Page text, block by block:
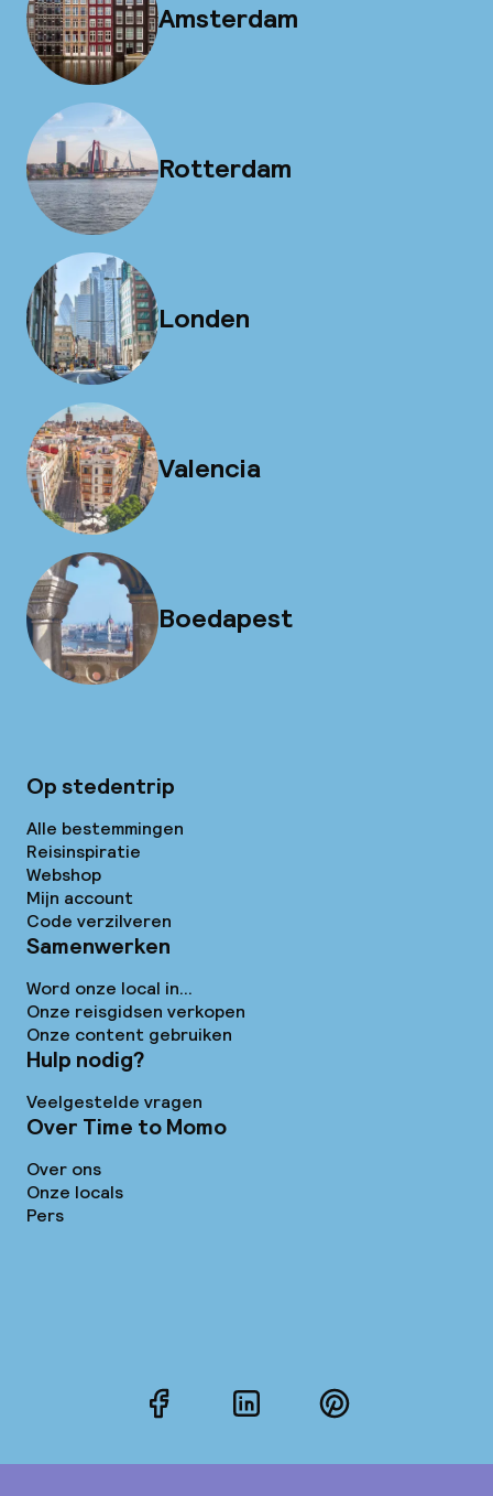
Amsterdam
Rotterdam
Londen
Valencia
Boedapest
Op stedentrip
Alle bestemmingen
Reisinspiratie
Webshop
Mijn account
Code verzilveren
Samenwerken
Word onze local in...
Onze reisgidsen verkopen
Onze content gebruiken
Hulp nodig?
Veelgestelde vragen
Over Time to Momo
Over ons
Onze locals
Pers
FacebookLinkedInPinterest